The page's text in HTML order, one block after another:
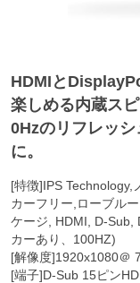
HDMIと
楽しめる内蔵ス
0Hzのリフレッ
に。
[特徴]IPS Technology,
カーフリー,ローブル
ケージ, HDMI, D-Sub,
カーあり、100HZ)
[解像度]1920x1080＠
[端子]D-Sub 15ピン